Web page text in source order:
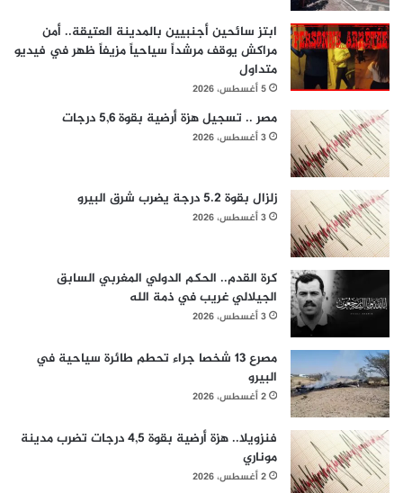
ابتز سائحين أجنبيين بالمدينة العتيقة.. أمن
مراكش يوقف مرشداً سياحياً مزيفاً ظهر في فيديو
متداول
5 أغسطس، 2026
مصر .. تسجيل هزة أرضية بقوة 5,6 درجات
3 أغسطس، 2026
زلزال بقوة 5.2 درجة يضرب شرق البيرو
3 أغسطس، 2026
كرة القدم.. الحكم الدولي المغربي السابق
الجيلالي غريب في ذمة الله
3 أغسطس، 2026
مصرع 13 شخصا جراء تحطم طائرة سياحية في
البيرو
2 أغسطس، 2026
فنزويلا.. هزة أرضية بقوة 4,5 درجات تضرب مدينة
موناري
2 أغسطس، 2026